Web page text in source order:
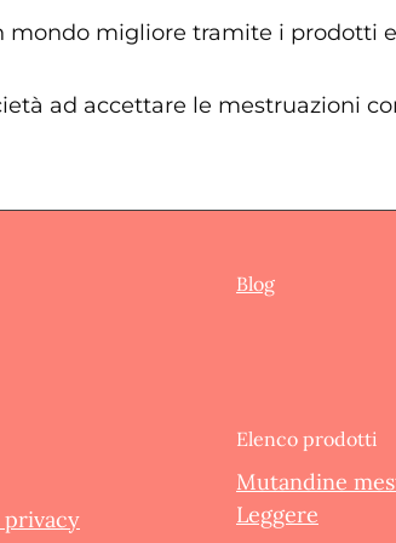
mondo migliore tramite i prodotti
ad accettare le mestruazioni
Blog
privacy
Elenco prodotti
Mutandine
Leggere